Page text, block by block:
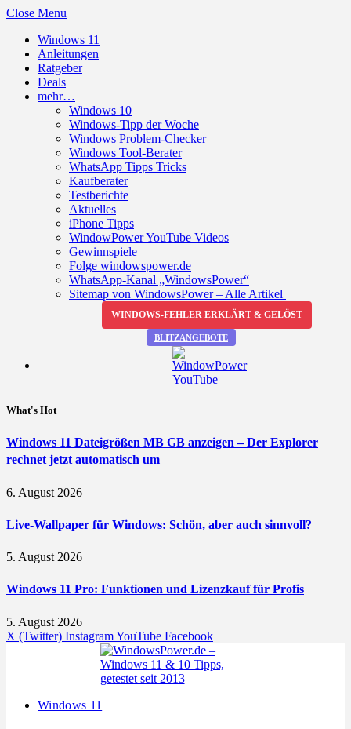
Close Menu
Windows 11
Anleitungen
Ratgeber
Deals
mehr…
Windows 10
Windows-Tipp der Woche
Windows Problem-Checker
Windows Tool-Berater
WhatsApp Tipps Tricks
Kaufberater
Testberichte
Aktuelles
iPhone Tipps
WindowPower YouTube Videos
Gewinnspiele
Folge windowspower.de
WhatsApp-Kanal „WindowsPower“
Sitemap von WindowsPower – Alle Artikel
WINDOWS-FEHLER ERKLÄRT & GELÖST
BLITZANGEBOTE
What's Hot
Windows 11 Dateigrößen MB GB anzeigen – Der Explorer
rechnet jetzt automatisch um
6. August 2026
Live-Wallpaper für Windows: Schön, aber auch sinnvoll?
5. August 2026
Windows 11 Pro: Funktionen und Lizenzkauf für Profis
5. August 2026
X (Twitter) InstagramYouTube Facebook
Windows 11